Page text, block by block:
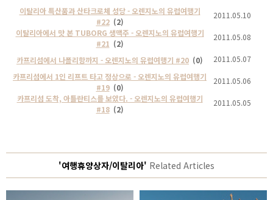
이탈리아 특산품과 산타크로체 성당 - 오렌지노의 유럽여행기
#22 (2)
2011.05.10
이탈리아에서 맛 본 TUBORG 생맥주 - 오렌지노의 유럽여행기
#21 (2)
2011.05.08
카프리섬에서 나폴리항까지 - 오렌지노의 유럽여행기 #20 (0)
2011.05.07
카프리섬에서 1인 리프트 타고 정상으로 - 오렌지노의 유럽여행기
#19 (0)
2011.05.06
카프리섬 도착, 아틀란티스를 보았다. - 오렌지노의 유럽여행기
#18 (2)
2011.05.05
'여행휴양상자/이탈리아' Related Articles